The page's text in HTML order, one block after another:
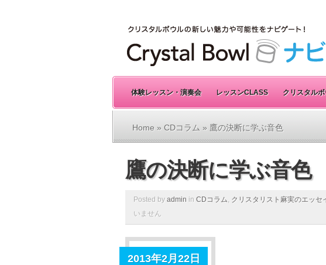
体験レッスン・演奏会 レッスンCLASS クリスタル
Home » CDコラム » 鷹の決断に学ぶ音色
鷹の決断に学ぶ音色
Posted by admin in CDコラム, クリスタリスト麻実のエッセ
いません
2013年2月22日